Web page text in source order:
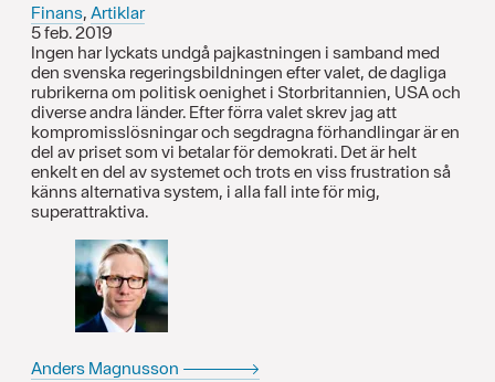
Finans, Artiklar
5 feb. 2019
Ingen har lyckats undgå pajkastningen i samband med
den svenska regeringsbildningen efter valet, de dagliga
rubrikerna om politisk oenighet i Storbritannien, USA och
diverse andra länder. Efter förra valet skrev jag att
kompromisslösningar och segdragna förhandlingar är en
del av priset som vi betalar för demokrati. Det är helt
enkelt en del av systemet och trots en viss frustration så
känns alternativa system, i alla fall inte för mig,
superattraktiva.
Anders Magnusson